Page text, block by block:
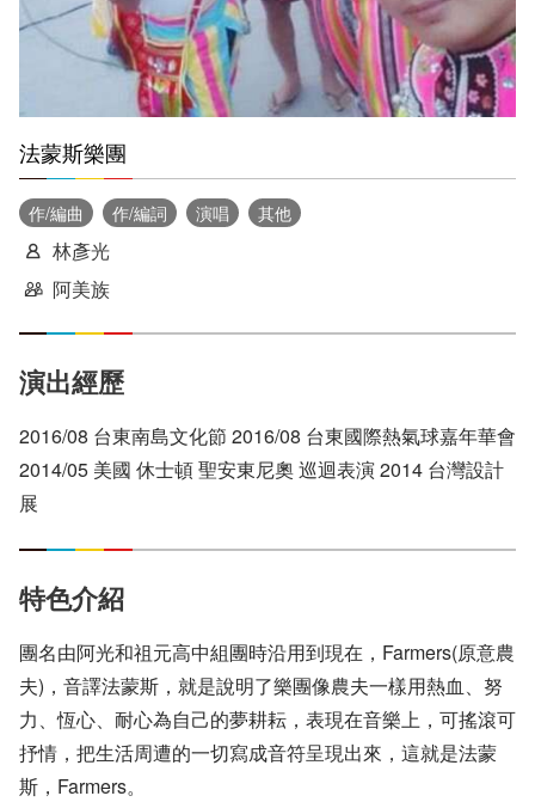
法蒙斯樂團
作/編曲 作/編詞 演唱 其他
林彥光
阿美族
演出經歷
2016/08 台東南島文化節 2016/08 台東國際熱氣球嘉年華會
2014/05 美國 休士頓 聖安東尼奧 巡迴表演 2014 台灣設計
展
特色介紹
團名由阿光和祖元高中組團時沿用到現在，Farmers(原意農
夫)，音譯法蒙斯，就是說明了樂團像農夫一樣用熱血、努
力、恆心、耐心為自己的夢耕耘，表現在音樂上，可搖滾可
抒情，把生活周遭的一切寫成音符呈現出來，這就是法蒙
斯，Farmers。